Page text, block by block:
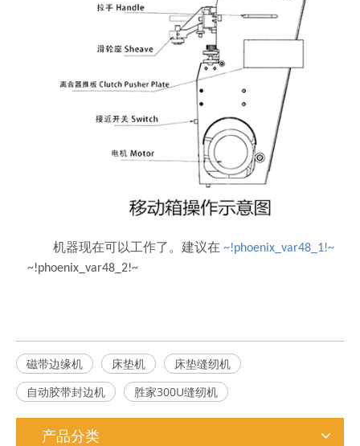
机器现在可以工作了。建议在 ~!phoenix_var48_1!~
~!phoenix_var48_2!~
磁带边缘机 床垫机
床垫缝纫机
自动胶带封边机
胜家300U缝纫机
产品分类